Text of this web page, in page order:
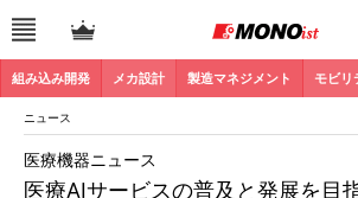
組み込み開発 メカ設計 製造マネジメント モビリ
ニュース
医療AIサービスの普及と発展を目
医療機器ニュース